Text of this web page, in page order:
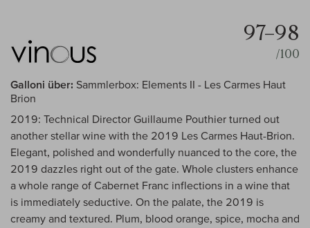
97–98
/100
Galloni über: Sammlerbox: Elements II - Les Carmes Haut
Brion
2019: Technical Director Guillaume Pouthier turned out
another stellar wine with the 2019 Les Carmes Haut-Brion.
Elegant, polished and wonderfully nuanced to the core, the
2019 dazzles right out of the gate. Whole clusters enhance
a whole range of Cabernet Franc inflections in a wine that
is immediately seductive. On the palate, the 2019 is
creamy and textured. Plum, blood orange, spice, mocha and